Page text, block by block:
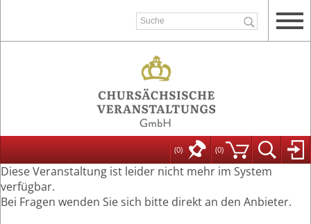
(0) (0)
Diese Veranstaltung ist leider nicht mehr im System
verfügbar.
Bei Fragen wenden Sie sich bitte direkt an den Anbieter.